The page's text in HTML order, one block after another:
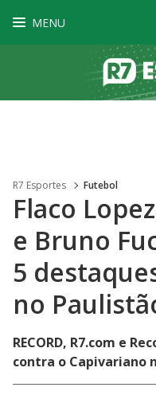
MENU
R7 Esportes Futebol
Flaco
e Bruno
5
no
RECORD, R7.com e
contra o Capivariano